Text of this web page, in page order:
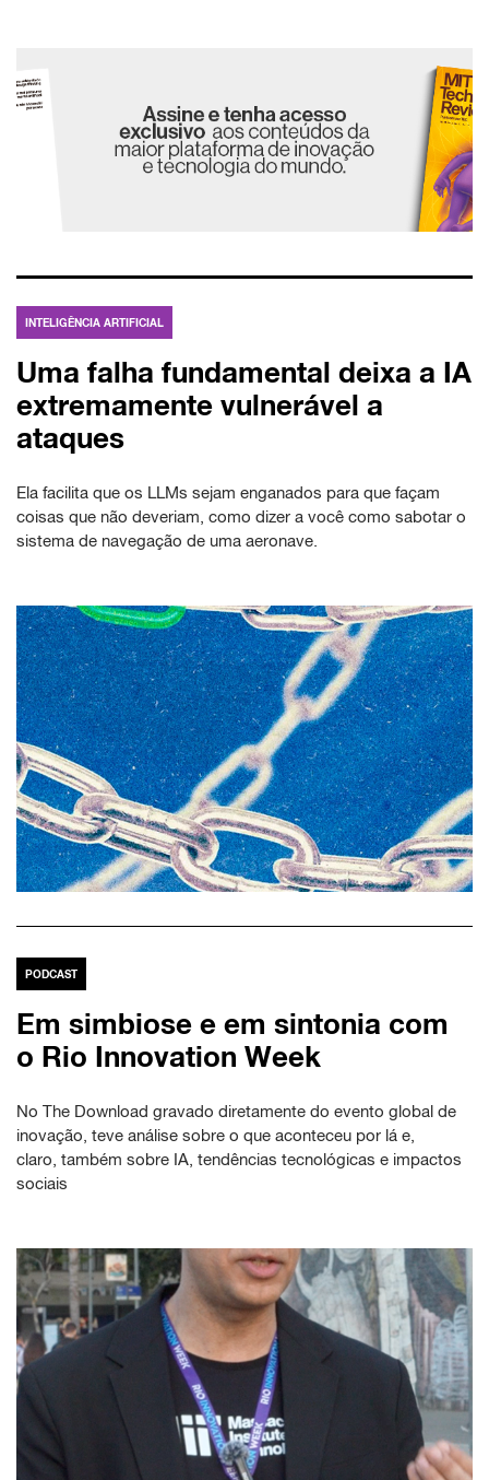
INTELIGÊNCIA ARTIFICIAL
Uma falha fundamental deixa a IA
extremamente vulnerável a
ataques
Ela facilita que os LLMs sejam enganados para que façam
coisas que não deveriam, como dizer a você como sabotar o
sistema de navegação de uma aeronave.
PODCAST
Em simbiose e em sintonia com
o Rio Innovation Week
No The Download gravado diretamente do evento global de
inovação, teve análise sobre o que aconteceu por lá e,
claro, também sobre IA, tendências tecnológicas e impactos
sociais